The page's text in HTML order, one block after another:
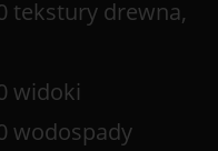
tekstury drewna,
widoki
wodospady